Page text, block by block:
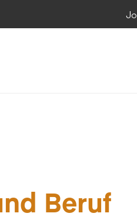
Beruf